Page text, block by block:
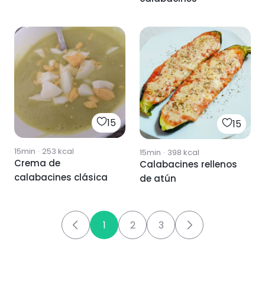
15
15min · 253 kcal
Crema de
calabacines clásica
15
15min · 398 kcal
Calabacines rellenos
de atún
1 2 3